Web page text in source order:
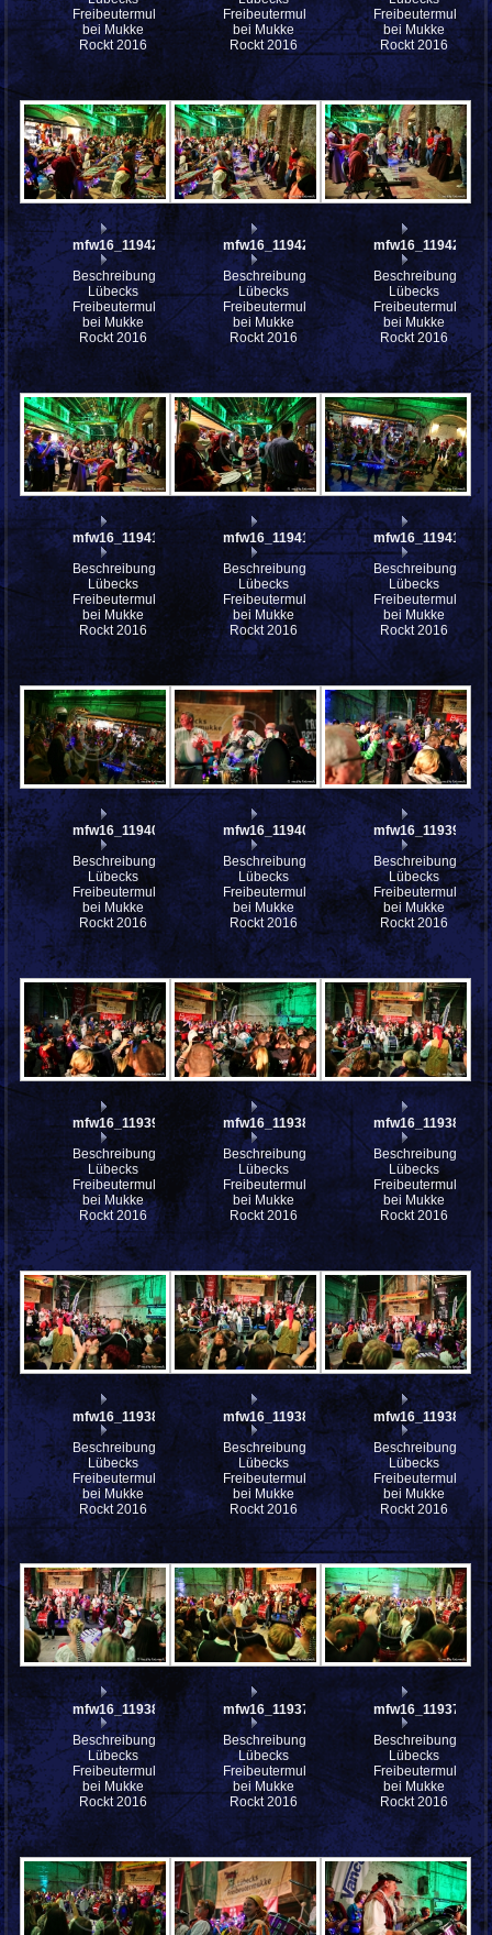
Freibeutermukke
bei Mukke
Rockt 2016
Freibeutermukke
bei Mukke
Rockt 2016
Freibeutermukke
bei Mukke
Rockt 2016
mfw16_119423ww
Beschreibung:
Lübecks
Freibeutermukke
bei Mukke
Rockt 2016
mfw16_119422ww
Beschreibung:
Lübecks
Freibeutermukke
bei Mukke
Rockt 2016
mfw16_119420ww
Beschreibung:
Lübecks
Freibeutermukke
bei Mukke
Rockt 2016
mfw16_119419ww
Beschreibung:
Lübecks
Freibeutermukke
bei Mukke
Rockt 2016
mfw16_119418ww
Beschreibung:
Lübecks
Freibeutermukke
bei Mukke
Rockt 2016
mfw16_119410ww
Beschreibung:
Lübecks
Freibeutermukke
bei Mukke
Rockt 2016
mfw16_119409ww
Beschreibung:
Lübecks
Freibeutermukke
bei Mukke
Rockt 2016
mfw16_119408ww
Beschreibung:
Lübecks
Freibeutermukke
bei Mukke
Rockt 2016
mfw16_119393ww
Beschreibung:
Lübecks
Freibeutermukke
bei Mukke
Rockt 2016
mfw16_119390ww
Beschreibung:
Lübecks
Freibeutermukke
bei Mukke
Rockt 2016
mfw16_119389ww
Beschreibung:
Lübecks
Freibeutermukke
bei Mukke
Rockt 2016
mfw16_119388ww
Beschreibung:
Lübecks
Freibeutermukke
bei Mukke
Rockt 2016
mfw16_119387ww
Beschreibung:
Lübecks
Freibeutermukke
bei Mukke
Rockt 2016
mfw16_119384ww
Beschreibung:
Lübecks
Freibeutermukke
bei Mukke
Rockt 2016
mfw16_119383ww
Beschreibung:
Lübecks
Freibeutermukke
bei Mukke
Rockt 2016
mfw16_119380ww
Beschreibung:
Lübecks
Freibeutermukke
bei Mukke
Rockt 2016
mfw16_119378ww
Beschreibung:
Lübecks
Freibeutermukke
bei Mukke
Rockt 2016
mfw16_119374ww
Beschreibung:
Lübecks
Freibeutermukke
bei Mukke
Rockt 2016